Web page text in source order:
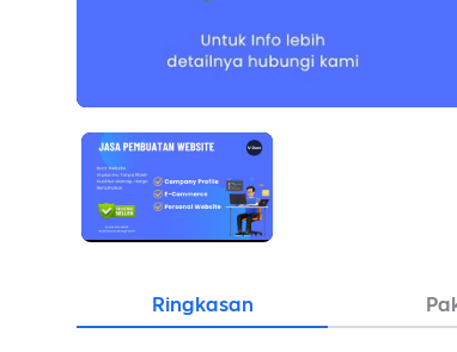
Ringkasan